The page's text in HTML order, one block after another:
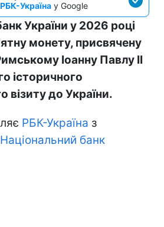
Україна у Google
України у 2026 році
монету, присвячену
Іоанну Павлу II
історичного
візиту до України.
РБК-Україна з
Національний банк